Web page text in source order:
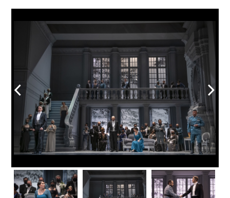
arrow_back_ios arrow_forward_ios